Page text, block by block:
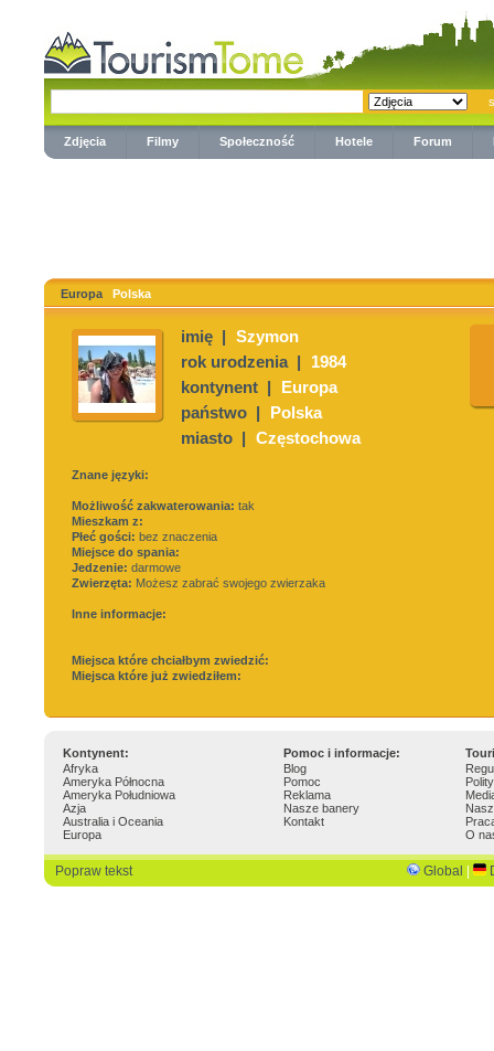
Zdjęcia Filmy Społeczność Hotele Forum
Europa Polska
imię | Szymon
rok urodzenia |
1984
kontynent |
Europa
państwo |
Polska
miasto | Częstochowa
Znane języki:
Możliwość zakwaterowania: tak
Mieszkam z:
Płeć gości: bez znaczenia
Miejsce do spania:
Jedzenie: darmowe
Zwierzęta: Możesz zabrać swojego zwierzaka
Inne informacje:
Miejsca które chciałbym zwiedzić:
Miejsca które już zwiedziłem:
Kontynent: Pomoc i informacje:
Afryka
Ameryka Północna
Ameryka Południowa
Azja
Australia i Oceania
Europa
Blog
Pomoc
Reklama
Nasze banery
Kontakt
O
Popraw tekst Global